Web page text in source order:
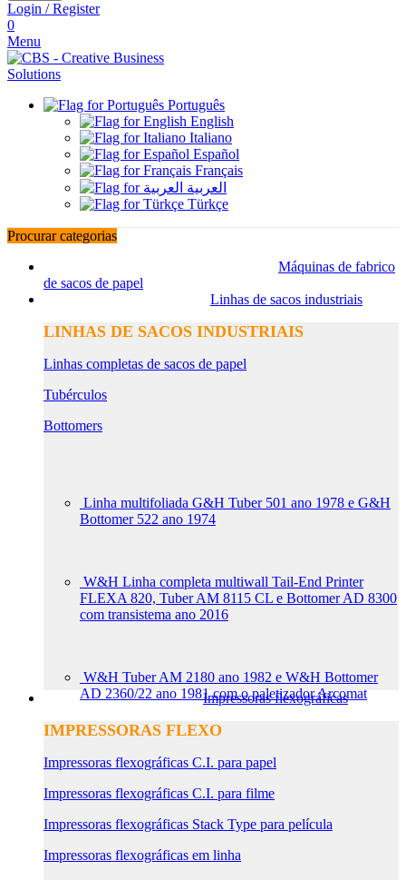
Login / Register
0
Menu
Português
English
Italiano
Español
Français
العربية
Türkçe
Procurar categorias
Máquinas de fabrico
de sacos de papel
Linhas de sacos industriais
LINHAS DE SACOS INDUSTRIAIS
Linhas completas de sacos de papel
Tubérculos
Bottomers
Linha multifoliada G&H Tuber 501 ano 1978 e G&H
Bottomer 522 ano 1974
W&H Linha completa multiwall Tail-End Printer
FLEXA 820, Tuber AM 8115 CL e Bottomer AD 8300
com transistema ano 2016
W&H Tuber AM 2180 ano 1982 e W&H Bottomer
AD 2360/22 ano 1981 com o paletizador Arcomat
Impressoras flexográficas
IMPRESSORAS FLEXO
Impressoras flexográficas C.I. para papel
Impressoras flexográficas C.I. para filme
Impressoras flexográficas Stack Type para película
Impressoras flexográficas em linha